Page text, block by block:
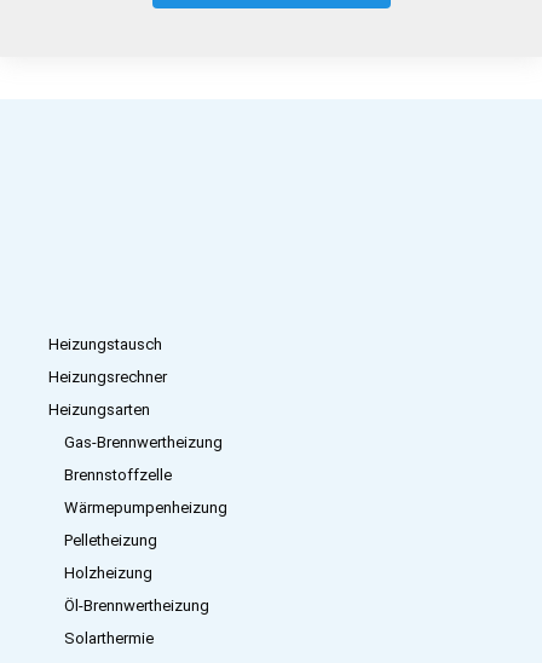
Heizungstausch
Heizungsrechner
Heizungsarten
Gas-Brennwertheizung
Brennstoffzelle
Wärmepumpenheizung
Pelletheizung
Holzheizung
Öl-Brennwertheizung
Solarthermie